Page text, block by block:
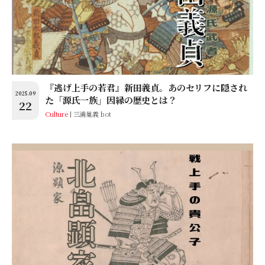
2025.09
22
『逃げ上手の若君』新田義貞。あのセリフに隠され
た「源氏一族」因縁の歴史とは？
Culture 三浦胤義 bot